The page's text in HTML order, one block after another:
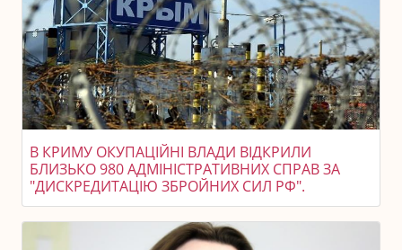
В КРИМУ ОКУПАЦІЙНІ ВЛАДИ ВІДКРИЛИ
БЛИЗЬКО 980 АДМІНІСТРАТИВНИХ СПРАВ ЗА
"ДИСКРЕДИТАЦІЮ ЗБРОЙНИХ СИЛ РФ".